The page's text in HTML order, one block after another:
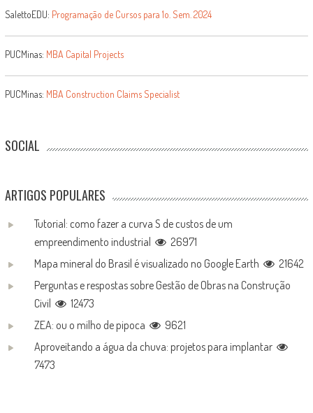
SalettoEDU: Programação de Cursos para 1o. Sem. 2024
PUCMinas: MBA Capital Projects
PUCMinas: MBA Construction Claims Specialist
SOCIAL
ARTIGOS POPULARES
Tutorial: como fazer a curva S de custos de um
empreendimento industrial
26971
Mapa mineral do Brasil é visualizado no Google Earth
21642
Perguntas e respostas sobre Gestão de Obras na Construção
Civil
12473
ZEA: ou o milho de pipoca
9621
Aproveitando a água da chuva: projetos para implantar
7473